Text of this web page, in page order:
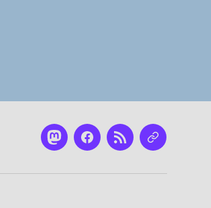
MastodonFacebook
RSS
Nous